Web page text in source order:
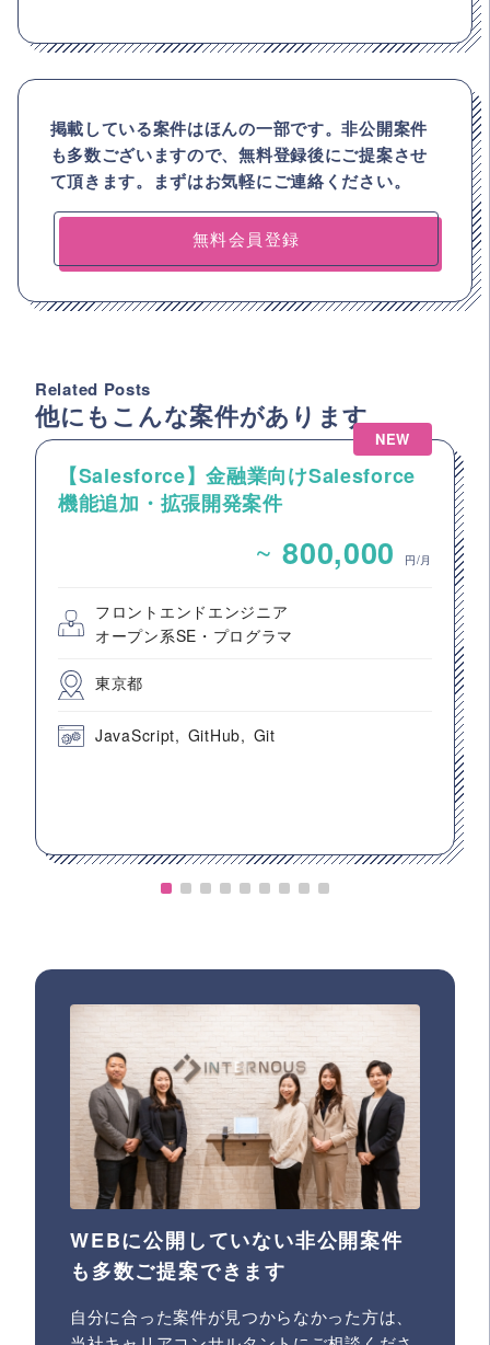
掲載している案件はほんの一部です。非公開案件
も多数ございますので、無料登録後にご提案させ
て頂きます。まずはお気軽にご連絡ください。
無料会員登録
Related Posts
他にもこんな案件があります
NEW
【Salesforce】金融業向けSalesforce
機能追加・拡張開発案件
~ 800,000 円/月
フロントエンドエンジニア
オープン系SE・プログラマ
東京都
JavaScript GitHub Git
WEBに公開していない非公開案件
も多数ご提案できます
自分に合った案件が見つからなかった方は、